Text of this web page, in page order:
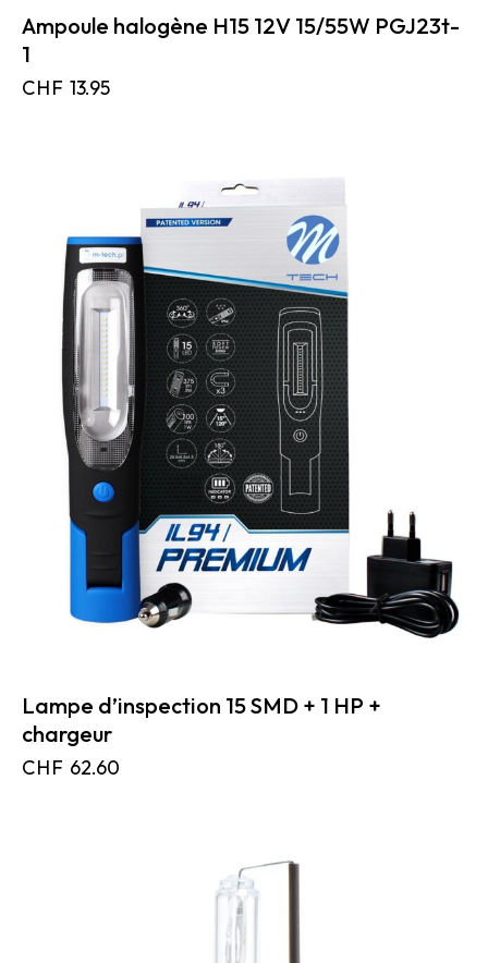
Ampoule halogène H15 12V 15/55W PGJ23t-
1
CHF 13.95
Lampe d’inspection 15 SMD + 1 HP +
chargeur
CHF 62.60